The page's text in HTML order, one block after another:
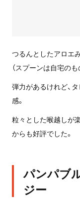
つるんとしたアロエ
（スプーンは自宅のも
弾力があるけれど、
感。
粒々とした喉越しが
からも好評でした。
パンパブ
ジー